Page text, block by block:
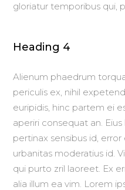
gloriatur temporibus qui,
Heading 4
Alienum phaedrum
periculis ex, nihil
euripidis, hinc partem ei
aperiri consequat an.
pertinax sensibus id,
urbanitas moderatius id.
qui purto zril laoreet. Ex
alia illum ea vim. Lorem